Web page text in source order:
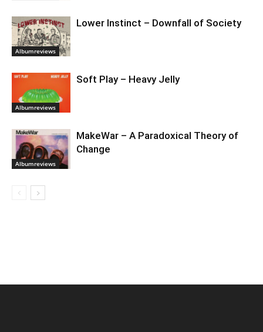
Albumreviews
Lower Instinct – Downfall of Society
Albumreviews
Soft Play – Heavy Jelly
Albumreviews
MakeWar – A Paradoxical Theory of
Change